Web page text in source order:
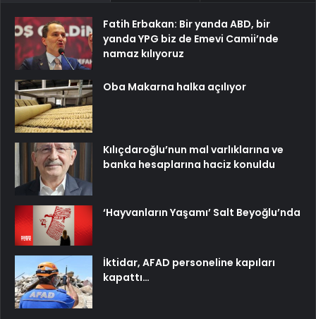
Fatih Erbakan: Bir yanda ABD, bir
yanda YPG biz de Emevi Camii’nde
namaz kılıyoruz
Oba Makarna halka açılıyor
Kılıçdaroğlu’nun mal varlıklarına ve
banka hesaplarına haciz konuldu
‘Hayvanların Yaşamı’ Salt Beyoğlu’nda
İktidar, AFAD personeline kapıları
kapattı…